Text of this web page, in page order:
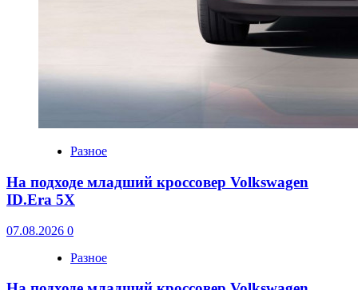
Разное
На подходе младший кроссовер Volkswagen
ID.Era 5X
07.08.2026 0
Разное